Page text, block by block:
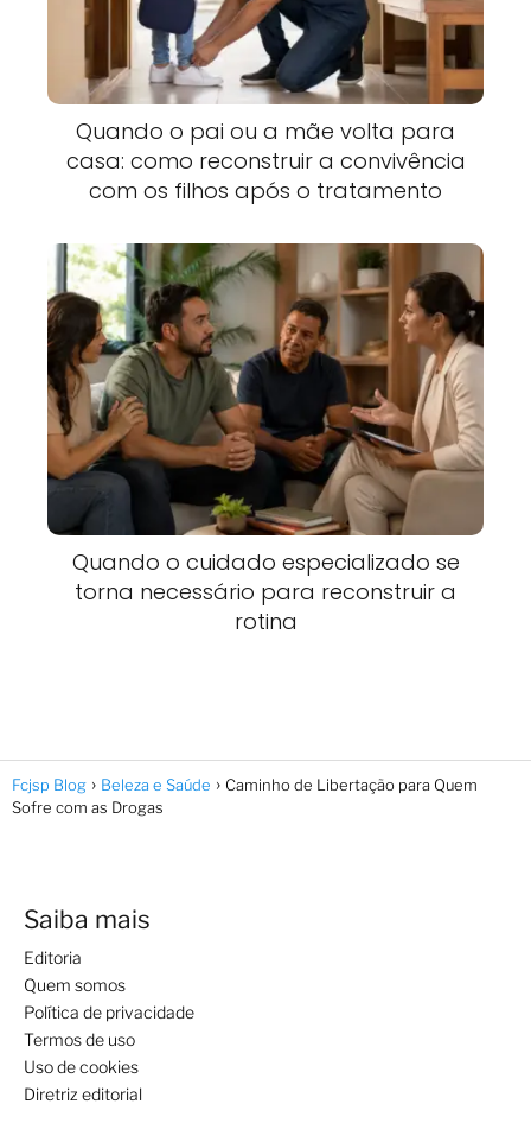
Quando o pai ou a mãe volta para
casa: como reconstruir a convivência
com os filhos após o tratamento
Quando o cuidado especializado se
torna necessário para reconstruir a
rotina
Fcjsp Blog Beleza e Saúde
Caminho de Libertação para Quem
Sofre com as Drogas
Saiba mais
Editoria
Quem somos
Política de privacidade
Termos de uso
Uso de cookies
Diretriz editorial